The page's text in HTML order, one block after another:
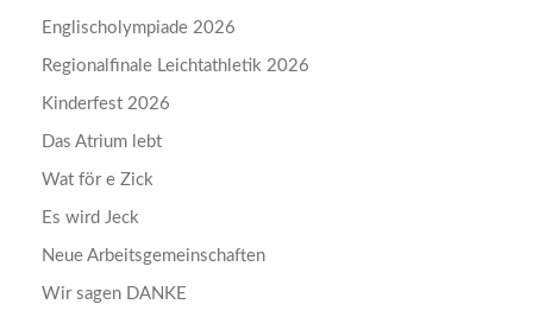
Englischolympiade 2026
Regionalfinale Leichtathletik 2026
Kinderfest 2026
Das Atrium lebt
Wat för e Zick
Es wird Jeck
Neue Arbeitsgemeinschaften
Wir sagen DANKE